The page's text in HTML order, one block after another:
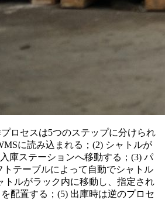
ロセスは5つのステップに分けられ
に読み込まれる；(2) シャトルが
庫ステーションへ移動する；(3) パ
トテーブルによって自動でシャトル
トルがラック内に移動し、指定され
配置する；(5) 出庫時は逆のプロセ